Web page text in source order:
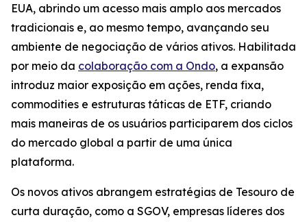
EUA, abrindo um acesso mais amplo aos mercados
tradicionais e, ao mesmo tempo, avançando seu
ambiente de negociação de vários ativos. Habilitada
por meio da colaboração com a Ondo, a expansão
introduz maior exposição em ações, renda fixa,
commodities e estruturas táticas de ETF, criando
mais maneiras de os usuários participarem dos ciclos
do mercado global a partir de uma única
plataforma.
Os novos ativos abrangem estratégias de Tesouro de
curta duração, como a SGOV, empresas líderes dos